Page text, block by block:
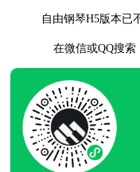
自由钢琴H5版本已
在微信或QQ搜索